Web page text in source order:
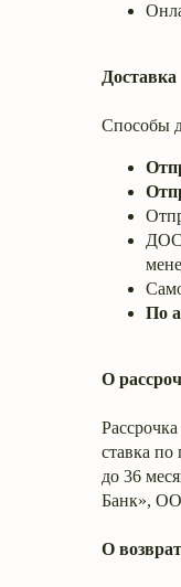
Доставка
Способы
По
О
ставка
до 36
Банк»,
О